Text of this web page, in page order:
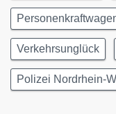
Verkehrsunglück
Polizei Nordrhein-